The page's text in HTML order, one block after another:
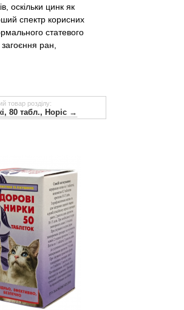
оскільки цинк як
спектр корисних
статевого
загоєння ран,
товар розділу:
80 табл., Норіс →